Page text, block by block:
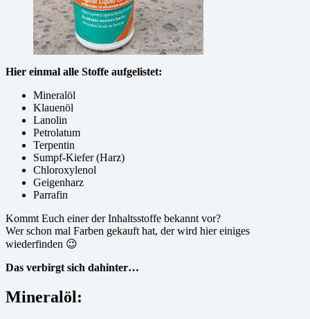
Hier einmal alle Stoffe aufgelistet:
Mineralöl
Klauenöl
Lanolin
Petrolatum
Terpentin
Sumpf-Kiefer (Harz)
Chloroxylenol
Geigenharz
Parrafin
Kommt Euch einer der Inhaltsstoffe bekannt vor?
Wer schon mal Farben gekauft hat, der wird hier einiges
wiederfinden 😉
Das verbirgt sich dahinter…
Mineralöl: